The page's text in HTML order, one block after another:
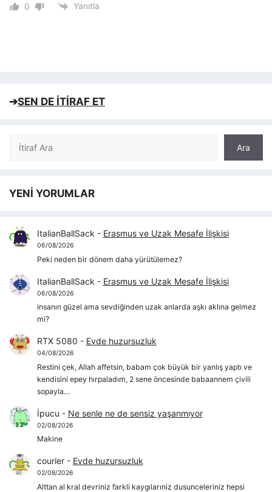
0 Yanıtla
➔SEN DE İTİRAF ET
Ara
Ara
YENİ YORUMLAR
ItalianBallSack - Erasmus ve Uzak Mesafe İlişkisi
06/08/2026
Peki neden bir dönem daha yürütülemez?
ItalianBallSack - Erasmus ve Uzak Mesafe İlişkisi
06/08/2026
insanın güzel ama sevdiğinden uzak anlarda aşkı aklına gelmez
mi?
RTX 5080 - Evde huzursuzluk
04/08/2026
Restini çek, Allah affetsin, babam çok büyük bir yanlış yaptı ve
kendisini epey hırpaladım, 2 sene öncesinde babaannem çivili
sopayla…
İpucu - Ne senle ne de sensiz yaşanmıyor
02/08/2026
Makine
courier- Evde huzursuzluk
02/08/2026
Alttan al kral devriniz farkli kaygılarıniz dusunceleriniz hepsi